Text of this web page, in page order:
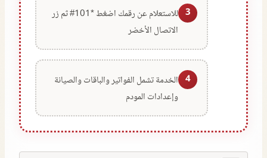
3
للاستعلام عن رقمك اضغط *101# ثم زر
الاتصال الأخضر
4 الخدمة تشمل الفواتير والباقات والصيانة
وإعدادات المودم